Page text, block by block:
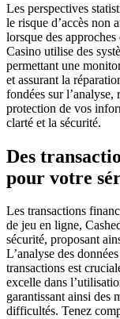
Les perspectives
le risque d’accès non
lorsque des
Casino utilise des
permettant une
et assurant la
fondées sur l’analyse,
protection de vos
clarté et la sécurité.
Des
pour votre
Les transactions
de jeu en ligne,
sécurité, proposant
L’analyse des
transactions est
excelle dans
garantissant ainsi des
difficultés. Tenez